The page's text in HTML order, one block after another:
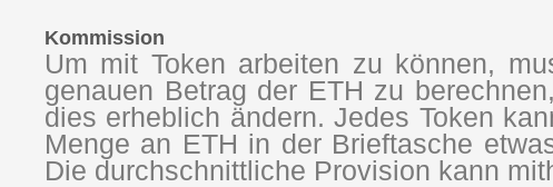
Kommission
Um mit Token arbeiten zu können,
genauen Betrag der ETH zu
dies erheblich ändern. Jedes Token
Menge an ETH in der Brieftasche
Die durchschnittliche Provision kann